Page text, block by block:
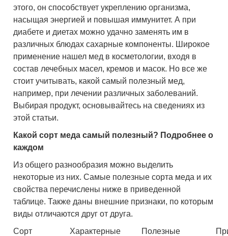
этого, он способствует укреплению организма,
насыщая энергией и повышая иммунитет. А при
диабете и диетах можно удачно заменять им в
различных блюдах сахарные компоненты. Широкое
применение нашел мед в косметологии, входя в
состав лечебных масел, кремов и масок. Но все же
стоит учитывать, какой самый полезный мед,
например, при лечении различных заболеваний.
Выбирая продукт, основывайтесь на сведениях из
этой статьи.
Какой сорт меда самый полезный? Подробнее о
каждом
Из общего разнообразия можно выделить
некоторые из них. Самые полезные сорта меда и их
свойства перечислены ниже в приведенной
таблице. Также даны внешние признаки, по которым
виды отличаются друг от друга.
Сорт
Характерные
Полезные